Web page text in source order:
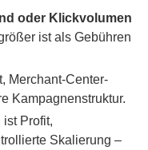
oder Klickvolumen
ist als Gebühren
Merchant-Center-
Kampagnenstruktur.
Profit,
Skalierung –